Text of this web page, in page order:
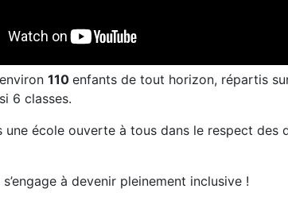
110 enfants de tout horizon, répartis
6 classes.
une école ouverte à tous dans le respect
à devenir pleinement inclusive !